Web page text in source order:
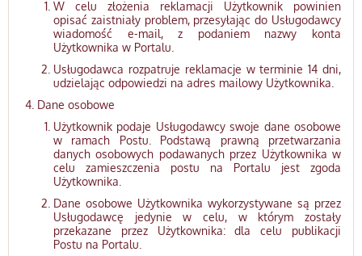
W celu złożenia reklamacji Użytkownik powinien
opisać zaistniały problem, przesyłając do Usługodawcy
wiadomość e-mail, z podaniem nazwy konta
Użytkownika w Portalu.
Usługodawca rozpatruje reklamacje w terminie 14 dni,
udzielając odpowiedzi na adres mailowy Użytkownika.
Dane osobowe
Użytkownik podaje Usługodawcy swoje dane osobowe
w ramach Postu. Podstawą prawną przetwarzania
danych osobowych podawanych przez Użytkownika w
celu zamieszczenia postu na Portalu jest zgoda
Użytkownika.
Dane osobowe Użytkownika wykorzystywane są przez
Usługodawcę jedynie w celu, w którym zostały
przekazane przez Użytkownika: dla celu publikacji
Postu na Portalu.